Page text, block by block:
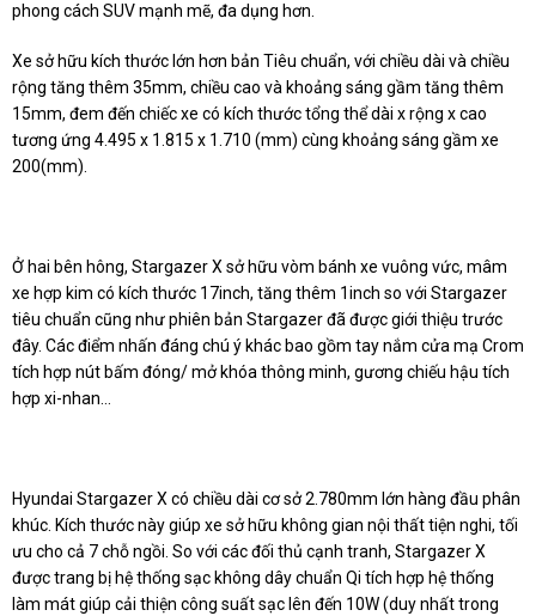
phong cách SUV mạnh mẽ, đa dụng hơn.
Xe sở hữu kích thước lớn hơn bản Tiêu chuẩn, với chiều dài và chiều
rộng tăng thêm 35mm, chiều cao và khoảng sáng gầm tăng thêm
15mm, đem đến chiếc xe có kích thước tổng thể dài x rộng x cao
tương ứng 4.495 x 1.815 x 1.710 (mm) cùng khoảng sáng gầm xe
200(mm).
Ở hai bên hông, Stargazer X sở hữu vòm bánh xe vuông vức, mâm
xe hợp kim có kích thước 17inch, tăng thêm 1inch so với Stargazer
tiêu chuẩn cũng như phiên bản Stargazer đã được giới thiệu trước
đây. Các điểm nhấn đáng chú ý khác bao gồm tay nắm cửa mạ Crom
tích hợp nút bấm đóng/ mở khóa thông minh, gương chiếu hậu tích
hợp xi-nhan…
Hyundai Stargazer X có chiều dài cơ sở 2.780mm lớn hàng đầu phân
khúc. Kích thước này giúp xe sở hữu không gian nội thất tiện nghi, tối
ưu cho cả 7 chỗ ngồi. So với các đối thủ cạnh tranh, Stargazer X
được trang bị hệ thống sạc không dây chuẩn Qi tích hợp hệ thống
làm mát giúp cải thiện công suất sạc lên đến 10W (duy nhất trong